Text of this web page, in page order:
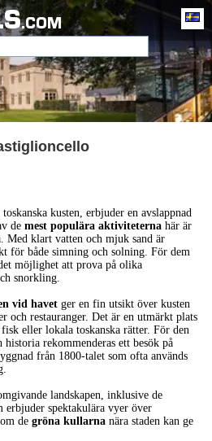
.COM
kusten, erbjuder en avslappnad
de mest populära aktiviteternahär är
Med klart vatten och mjuk sand är
för både simning och solning. För dem
möjlighet att prova på olika
snorkling.
vid havetger en fin utsikt över kusten
och restauranger. Det är en utmärkt plats
eller lokala toskanska rätter. För den
rekommenderas ett besök på
från 1800-talet som ofta används
landskapen, inklusive de
erbjuder spektakulära vyer över
de gröna kullarnanära staden kan ge